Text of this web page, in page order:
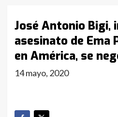
José Antonio Bigi,
asesinato de Ema
en América, se
14 mayo, 2020